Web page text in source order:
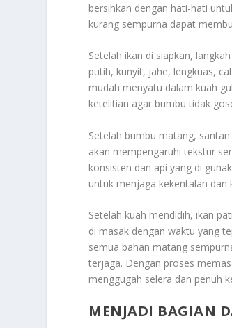
bersihkan dengan hati-hati
kurang sempurna dapat
Setelah ikan di siapkan,
putih, kunyit, jahe, lengkuas,
mudah menyatu dalam kuah
ketelitian agar bumbu tidak
Setelah bumbu matang,
akan mempengaruhi tekstur
konsisten dan api yang di
untuk menjaga kekentalan dan
Setelah kuah mendidih, ikan
di masak dengan waktu yang
semua bahan matang
terjaga. Dengan proses
menggugah selera dan penuh
MENJADI BAGIAN